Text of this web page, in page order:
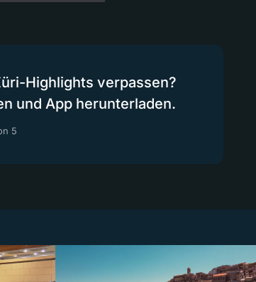
Highlights verpassen?
und App herunterladen.
5